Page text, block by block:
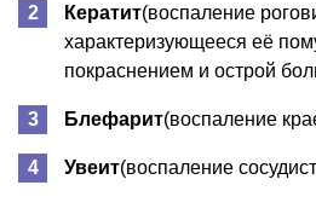
Кератит(воспаление
характеризующееся её
покраснением и острой
Блефарит(воспаление
Увеит(воспаление